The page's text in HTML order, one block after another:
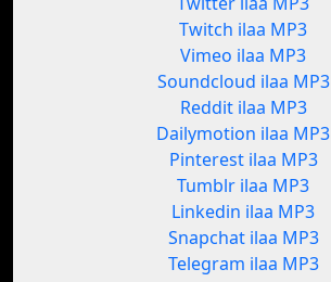
Twitch ilaa MP3
Vimeo ilaa MP3
Soundcloud ilaa MP3
Reddit ilaa MP3
Dailymotion ilaa MP3
Pinterest ilaa MP3
Tumblr ilaa MP3
Linkedin ilaa MP3
Snapchat ilaa MP3
Telegram ilaa MP3